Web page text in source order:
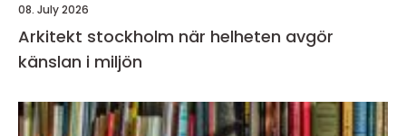
08. July 2026
Arkitekt stockholm när helheten avgör
känslan i miljön